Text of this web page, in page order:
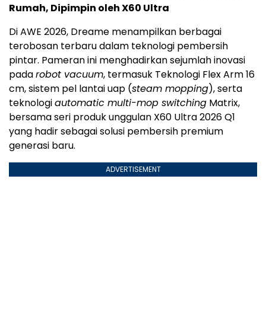
Rumah, Dipimpin oleh X60 Ultra
Di AWE 2026, Dreame menampilkan berbagai
terobosan terbaru dalam teknologi pembersih
pintar. Pameran ini menghadirkan sejumlah inovasi
padarobot vacuum, termasuk Teknologi Flex Arm 16
cm, sistem pel lantai uap (steam mopping), serta
teknologiautomatic multi-mop switching Matrix,
bersama seri produk unggulan X60 Ultra 2026 Q1
yang hadir sebagai solusi pembersih premium
generasi baru.
ADVERTISEMENT